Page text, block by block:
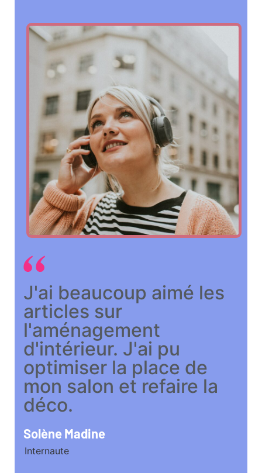
J'ai beaucoup aimé les
articles sur
l'aménagement
d'intérieur. J'ai pu
optimiser la place de
mon salon et refaire la
déco.
Solène Madine
Internaute